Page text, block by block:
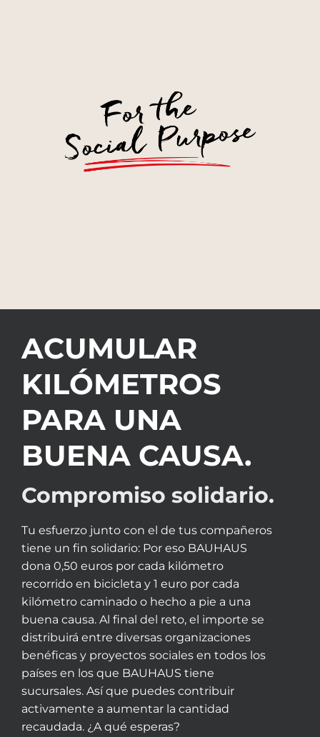
ACUMULAR
KILÓMETROS
PARA UNA
BUENA CAUSA.
Compromiso solidario.
Tu esfuerzo junto con el de tus compañeros
tiene un fin solidario: Por eso BAUHAUS
dona 0,50 euros por cada kilómetro
recorrido en bicicleta y 1 euro por cada
kilómetro caminado o hecho a pie a una
buena causa. Al final del reto, el importe se
distribuirá entre diversas organizaciones
benéficas y proyectos sociales en todos los
países en los que BAUHAUS tiene
sucursales. Así que puedes contribuir
activamente a aumentar la cantidad
recaudada. ¿A qué esperas?